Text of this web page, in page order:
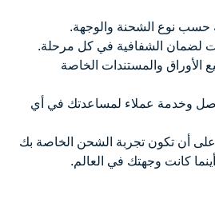
نوع الشحنة والوجهة.
لضمان الشفافية في كل مرحلة.
الأوراق والمستندات الخاصة
وخدمة عملاء لمساعدتك في أي
أن تكون تجربة الشحن الخاصة بك
كانت وجهتك في العالم.